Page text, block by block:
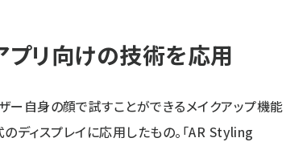
プリ向けの技術を応用
ー自身の顔で試すことができるメイクアップ機能
ディスプレイに応用したもの。「AR Styling